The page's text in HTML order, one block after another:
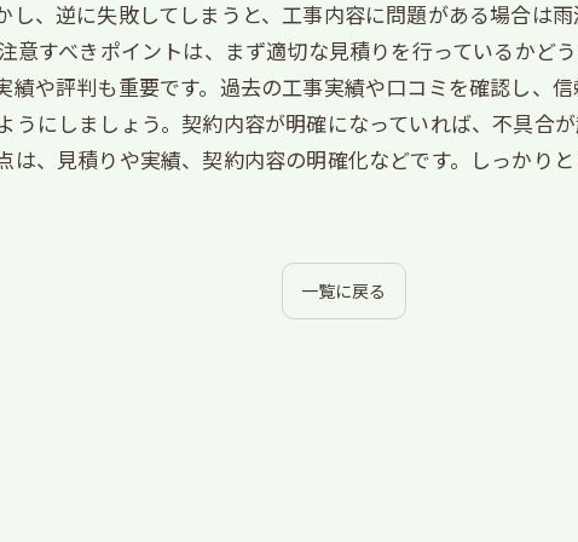
し、逆に失敗してしまうと、工事内容に問題がある場合は
意すべきポイントは、まず適切な見積りを行っているかど
績や評判も重要です。過去の工事実績や口コミを確認し、
うにしましょう。契約内容が明確になっていれば、不具合
は、見積りや実績、契約内容の明確化などです。しっかり
一覧に戻る